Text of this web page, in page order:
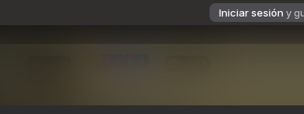
Iniciar sesión y